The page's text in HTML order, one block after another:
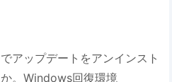
アップデートをアンインスト
。Windows回復環境